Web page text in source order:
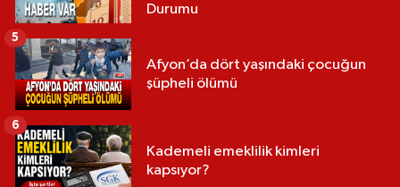
Durumu
Afyon’da dört yaşındaki çocuğun
şüpheli ölümü
5
Kademeli emeklilik kimleri
kapsıyor?
6